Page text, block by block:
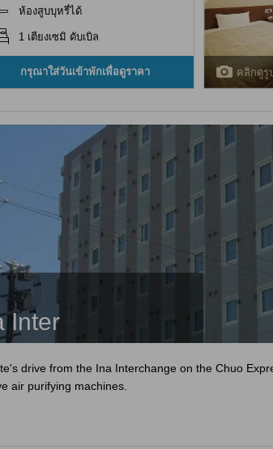
ห้องสูบบุหรี่ได้
1 เตียงเซมิ ดับเบิล
กรุณาใส่วันเข้าพักเพื่อดูราคา คลิกดูรู
Inter
drive from the Ina Interchange on the Chuo
air purifying machines.